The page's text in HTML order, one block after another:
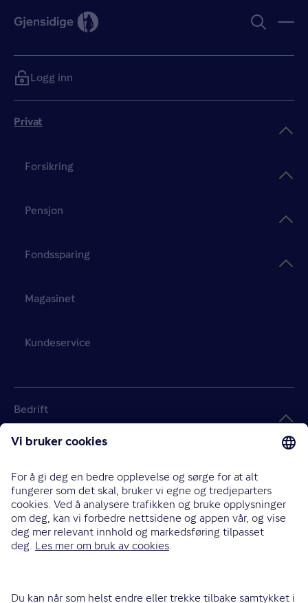
Privat
Forsikring
Pensjon
Fondssparing
Magasinet
Kundeservice
Bedrift
Handlekurv
Tom
Meld skade
Logg inn